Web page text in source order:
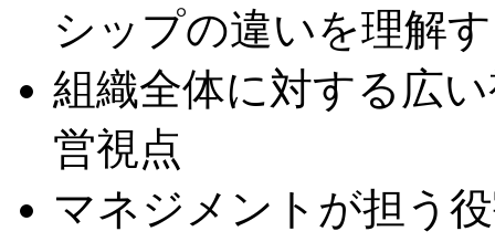
シップの違いを理解
組織全体に対する広
営視点
マネジメントが担う